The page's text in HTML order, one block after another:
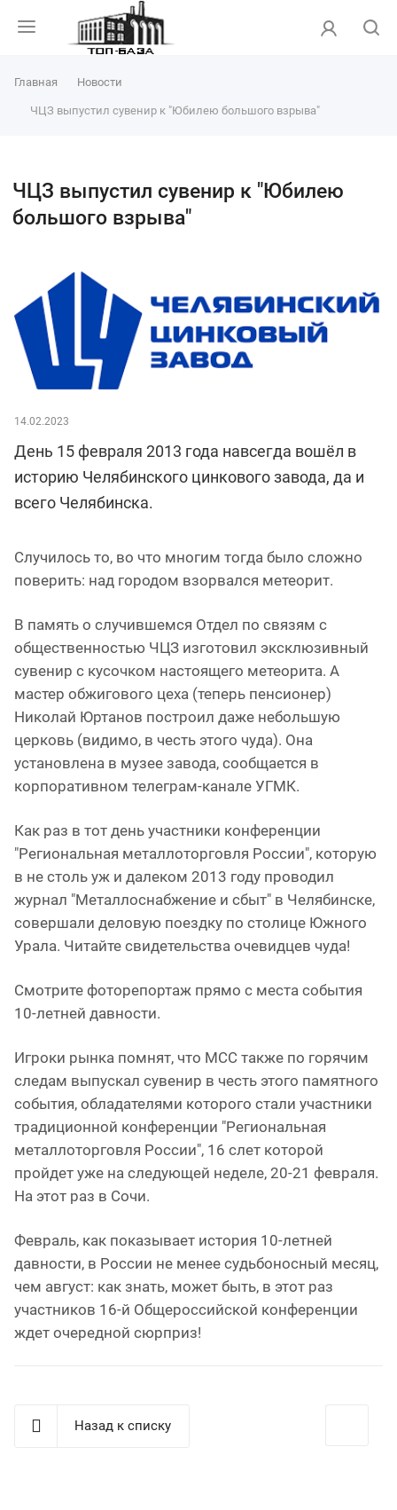
Главная Новости
ЧЦЗ выпустил сувенир к "Юбилею большого взрыва"
ЧЦЗ выпустил сувенир к "Юбилею
большого взрыва"
14.02.2023
День 15 февраля 2013 года навсегда вошёл в
историю Челябинского цинкового завода, да и
всего Челябинска.
Случилось то, во что многим тогда было сложно
поверить: над городом взорвался метеорит.
В память о случившемся Отдел по связям с
общественностью ЧЦЗ изготовил эксклюзивный
сувенир с кусочком настоящего метеорита. А
мастер обжигового цеха (теперь пенсионер)
Николай Юртанов построил даже небольшую
церковь (видимо, в честь этого чуда). Она
установлена в музее завода, сообщается в
корпоративном телеграм-канале УГМК.
Как раз в тот день участники конференции
"Региональная металлоторговля России", которую
в не столь уж и далеком 2013 году проводил
журнал "Металлоснабжение и сбыт" в Челябинске,
совершали деловую поездку по столице Южного
Урала. Читайте свидетельства очевидцев чуда!
Смотрите фоторепортаж прямо с места события
10-летней давности.
Игроки рынка помнят, что МСС также по горячим
следам выпускал сувенир в честь этого памятного
события, обладателями которого стали участники
традиционной конференции "Региональная
металлоторговля России", 16 слет которой
пройдет уже на следующей неделе, 20-21 февраля.
На этот раз в Сочи.
Февраль, как показывает история 10-летней
давности, в России не менее судьбоносный месяц,
чем август: как знать, может быть, в этот раз
участников 16-й Общероссийской конференции
ждет очередной сюрприз!
Назад к списку